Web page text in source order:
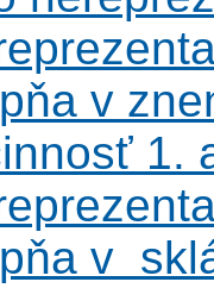
v
1.
v